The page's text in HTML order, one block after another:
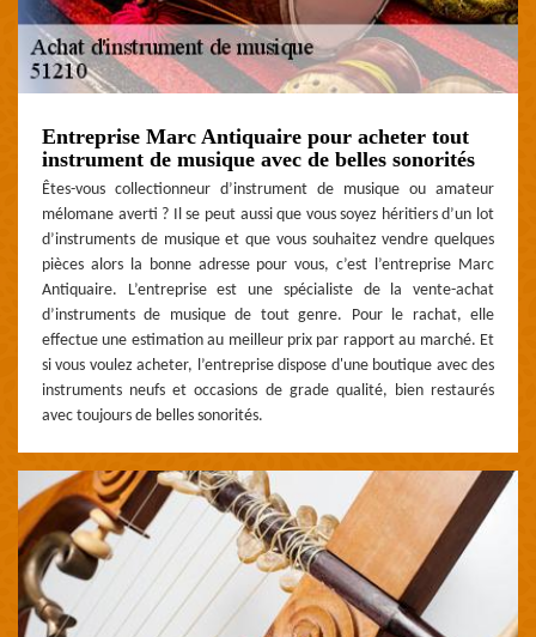
Entreprise Marc Antiquaire pour acheter tout
instrument de musique avec de belles sonorités
Êtes-vous collectionneur d’instrument de musique ou amateur
mélomane averti ? Il se peut aussi que vous soyez héritiers d’un lot
d’instruments de musique et que vous souhaitez vendre quelques
pièces alors la bonne adresse pour vous, c’est l’entreprise Marc
Antiquaire. L’entreprise est une spécialiste de la vente-achat
d’instruments de musique de tout genre. Pour le rachat, elle
effectue une estimation au meilleur prix par rapport au marché. Et
si vous voulez acheter, l’entreprise dispose d'une boutique avec des
instruments neufs et occasions de grade qualité, bien restaurés
avec toujours de belles sonorités.